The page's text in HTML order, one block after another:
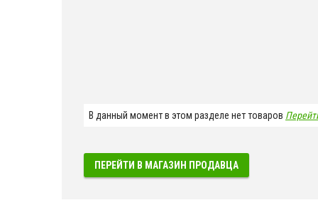
В данный момент в этом разделе нет товаров
ПЕРЕЙТИ В МАГАЗИН ПРОДАВЦА